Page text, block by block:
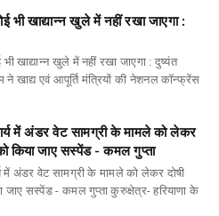
भी खाद्यान्न खुले में नहीं रखा जाएगा :
खाद्यान्न खुले में नहीं रखा जाएगा : दुष्यंत
ने खाद्य एवं आपूर्ति मंत्रियों की नेशनल कॉन्फ्रेंस
में अंडर वेट सामग्री के मामले को लेकर
किया जाए सस्पेंड - कमल गुप्ता
में अंडर वेट सामग्री के मामले को लेकर दोषी
जाए सस्पेंड - कमल गुप्ता कुरुक्षेत्र- हरियाणा के